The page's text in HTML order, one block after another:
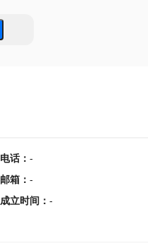
电话： -
邮箱 ： -
成立时间 ： -